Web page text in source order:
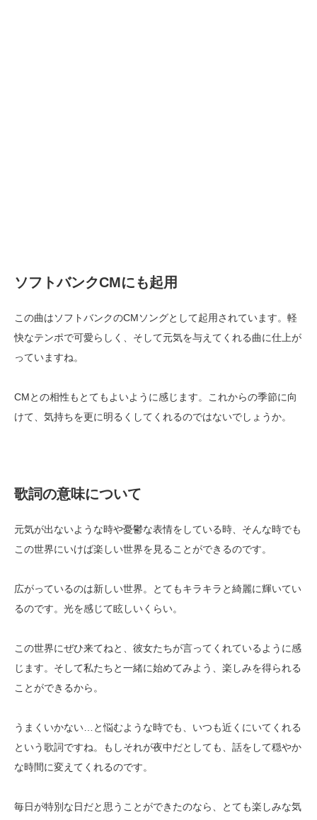
ソフトバンクCMにも起用
この曲はソフトバンクのCMソングとして起用されています。軽
快なテンポで可愛らしく、そして元気を与えてくれる曲に仕上が
っていますね。
CMとの相性もとてもよいように感じます。これからの季節に向
けて、気持ちを更に明るくしてくれるのではないでしょうか。
歌詞の意味について
元気が出ないような時や憂鬱な表情をしている時、そんな時でも
この世界にいけば楽しい世界を見ることができるのです。
広がっているのは新しい世界。とてもキラキラと綺麗に輝いてい
るのです。光を感じて眩しいくらい。
この世界にぜひ来てねと、彼女たちが言ってくれているように感
じます。そして私たちと一緒に始めてみよう、楽しみを得られる
ことができるから。
うまくいかない…と悩むような時でも、いつも近くにいてくれる
という歌詞ですね。もしそれが夜中だとしても、話をして穏やか
な時間に変えてくれるのです。
毎日が特別な日だと思うことができたのなら、とても楽しみな気